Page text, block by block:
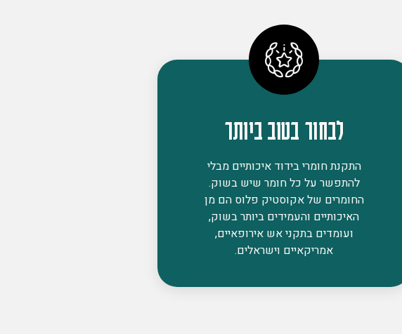
לבחור בטוב ביותר
התקנת חומרי בידוד איכותיים מבלי
להתפשר על כל חומר שיש בשוק.
החומרים של אקוסטיק פלוס הם מן
האיכותיים והעמידים ביותר בשוק,
ועומדים בתקני אש אירופאיים,
אמריקאיים וישראלים.